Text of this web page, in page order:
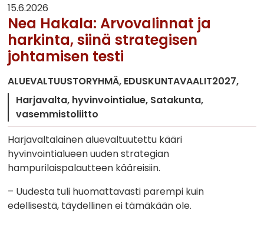
15.6.2026
Nea Hakala: Arvovalinnat ja
harkinta, siinä strategisen
johtamisen testi
ALUEVALTUUSTORYHMÄ EDUSKUNTAVAALIT2027
Harjavalta hyvinvointialue Satakunta
vasemmistoliitto
Harjavaltalainen aluevaltuutettu kääri
hyvinvointialueen uuden strategian
hampurilaispalautteen kääreisiin.
– Uudesta tuli huomattavasti parempi kuin
edellisestä, täydellinen ei tämäkään ole.